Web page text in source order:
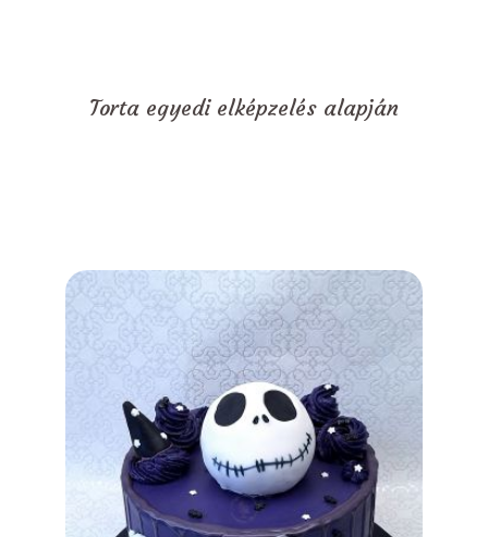
Torta egyedi elképzelés alapján